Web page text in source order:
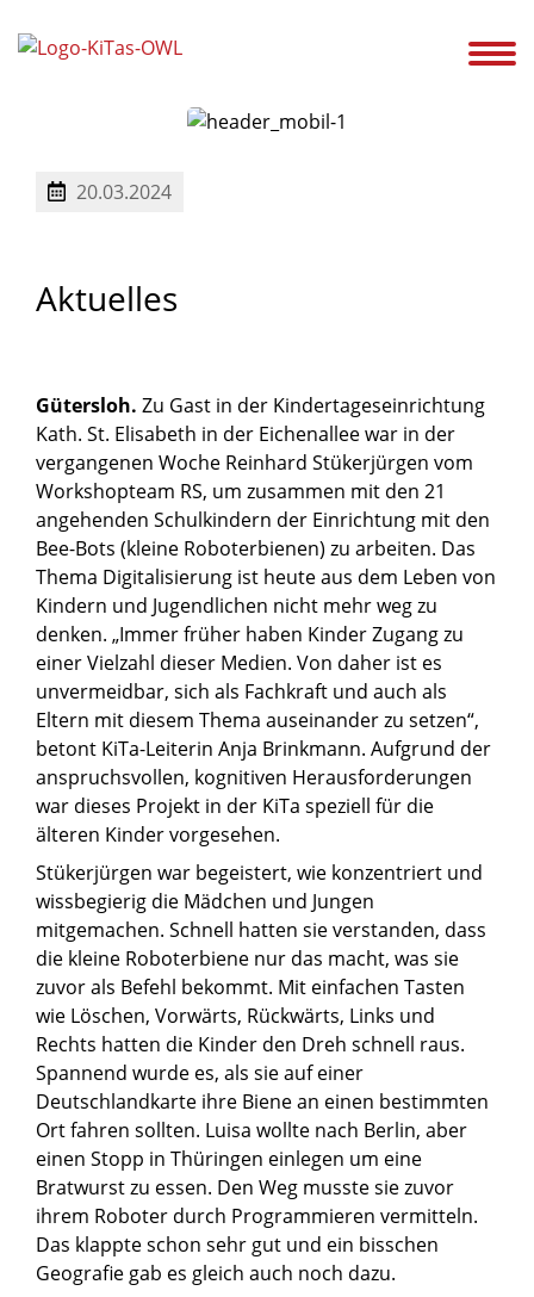
Aktuelles
20.03.2024
Aktuelles
Gütersloh. Zu Gast in der Kindertageseinrichtung
Kath. St. Elisabeth in der Eichenallee war in der
vergangenen Woche Reinhard Stükerjürgen vom
Workshopteam RS, um zusammen mit den 21
angehenden Schulkindern der Einrichtung mit den
Bee-Bots (kleine Roboterbienen) zu arbeiten. Das
Thema Digitalisierung ist heute aus dem Leben von
Kindern und Jugendlichen nicht mehr weg zu
denken. „Immer früher haben Kinder Zugang zu
einer Vielzahl dieser Medien. Von daher ist es
unvermeidbar, sich als Fachkraft und auch als
Eltern mit diesem Thema auseinander zu setzen“,
betont KiTa-Leiterin Anja Brinkmann. Aufgrund der
anspruchsvollen, kognitiven Herausforderungen
war dieses Projekt in der KiTa speziell für die
älteren Kinder vorgesehen.
Stükerjürgen war begeistert, wie konzentriert und
wissbegierig die Mädchen und Jungen
mitgemachen. Schnell hatten sie verstanden, dass
die kleine Roboterbiene nur das macht, was sie
zuvor als Befehl bekommt. Mit einfachen Tasten
wie Löschen, Vorwärts, Rückwärts, Links und
Rechts hatten die Kinder den Dreh schnell raus.
Spannend wurde es, als sie auf einer
Deutschlandkarte ihre Biene an einen bestimmten
Ort fahren sollten. Luisa wollte nach Berlin, aber
einen Stopp in Thüringen einlegen um eine
Bratwurst zu essen. Den Weg musste sie zuvor
ihrem Roboter durch Programmieren vermitteln.
Das klappte schon sehr gut und ein bisschen
Geografie gab es gleich auch noch dazu.